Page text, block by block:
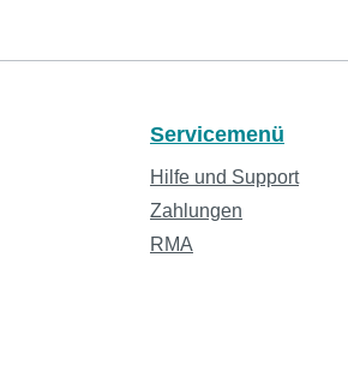
Servicemenü
Hilfe und Support
Zahlungen
RMA